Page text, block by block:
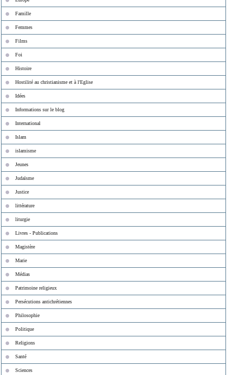
Famille
Femmes
Films
Foi
Histoire
Hostilité au christianisme et à l'Eglise
Idées
Informations sur le blog
International
Islam
islamisme
Jeunes
Judaïsme
Justice
littérature
liturgie
Livres - Publications
Magistère
Marie
Médias
Patrimoine religieux
Persécutions antichrétiennes
Philosophie
Politique
Religions
Santé
Sciences